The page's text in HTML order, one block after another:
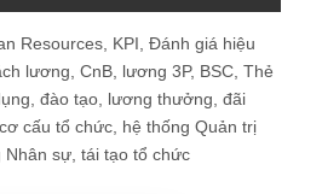
Resources, KPI, Đánh giá hiệu
lương, CnB, lương 3P, BSC, Thẻ
đào tạo, lương thưởng, đãi
cấu tổ chức, hệ thống Quản trị
sự, tái tạo tổ chức